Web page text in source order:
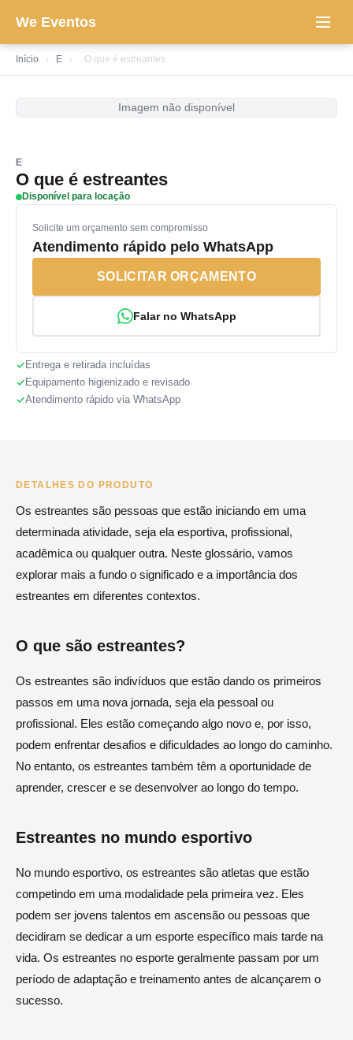
We Eventos
Início › E › O que é estreantes
Imagem não disponível
E
O que é estreantes
Disponível para locação
Solicite um orçamento sem compromisso
Atendimento rápido pelo WhatsApp
SOLICITAR ORÇAMENTO
Falar no WhatsApp
Entrega e retirada incluídas
Equipamento higienizado e revisado
Atendimento rápido via WhatsApp
DETALHES DO PRODUTO
Os estreantes são pessoas que estão iniciando em uma
determinada atividade, seja ela esportiva, profissional,
acadêmica ou qualquer outra. Neste glossário, vamos
explorar mais a fundo o significado e a importância dos
estreantes em diferentes contextos.
O que são estreantes?
Os estreantes são indivíduos que estão dando os primeiros
passos em uma nova jornada, seja ela pessoal ou
profissional. Eles estão começando algo novo e, por isso,
podem enfrentar desafios e dificuldades ao longo do caminho.
No entanto, os estreantes também têm a oportunidade de
aprender, crescer e se desenvolver ao longo do tempo.
Estreantes no mundo esportivo
No mundo esportivo, os estreantes são atletas que estão
competindo em uma modalidade pela primeira vez. Eles
podem ser jovens talentos em ascensão ou pessoas que
decidiram se dedicar a um esporte específico mais tarde na
vida. Os estreantes no esporte geralmente passam por um
período de adaptação e treinamento antes de alcançarem o
sucesso.